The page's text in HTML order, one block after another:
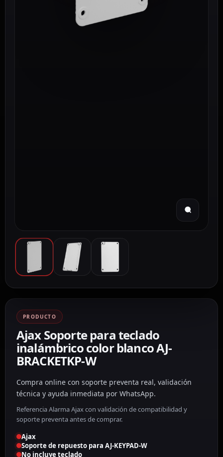
PRODUCTO
Ajax Soporte para teclado
inalámbrico color blanco AJ-
BRACKETKP-W
Compra online con soporte preventa real, validación
técnica y ayuda inmediata por WhatsApp.
Referencia Alarma Ajax con validación de compatibilidad y
soporte preventa antes de comprar.
Ajax
Soporte de repuesto para AJ-KEYPAD-W
No incluye teclado